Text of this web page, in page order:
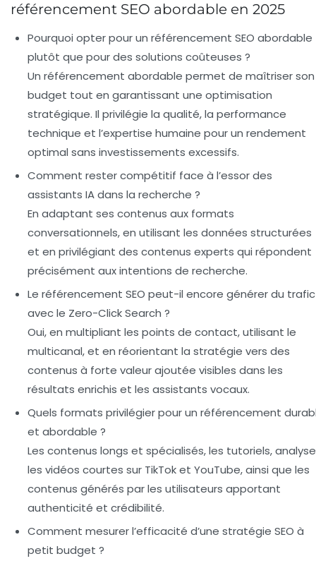
référencement SEO abordable en 2025
Pourquoi opter pour un référencement SEO abordable
plutôt que pour des solutions coûteuses ?
Un référencement abordable permet de maîtriser son
budget tout en garantissant une optimisation
stratégique. Il privilégie la qualité, la performance
technique et l’expertise humaine pour un rendement
optimal sans investissements excessifs.
Comment rester compétitif face à l’essor des
assistants IA dans la recherche ?
En adaptant ses contenus aux formats
conversationnels, en utilisant les données structurées
et en privilégiant des contenus experts qui répondent
précisément aux intentions de recherche.
Le référencement SEO peut-il encore générer du trafic
avec le Zero-Click Search ?
Oui, en multipliant les points de contact, utilisant le
multicanal, et en réorientant la stratégie vers des
contenus à forte valeur ajoutée visibles dans les
résultats enrichis et les assistants vocaux.
Quels formats privilégier pour un référencement
et abordable ?
Les contenus longs et spécialisés, les tutoriels,
les vidéos courtes sur TikTok et YouTube, ainsi que les
contenus générés par les utilisateurs apportant
authenticité et crédibilité.
Comment mesurer l’efficacité d’une stratégie SEO à
petit budget ?